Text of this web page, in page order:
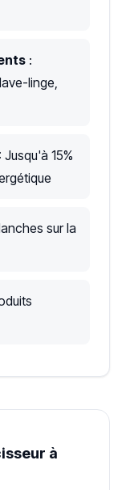
:
linge,
: Jusqu'à 15%
sur la
à